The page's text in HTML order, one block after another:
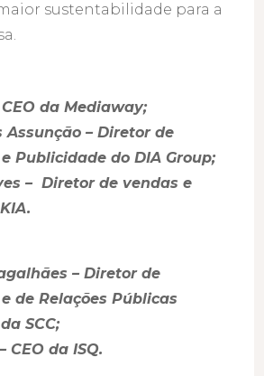
sustentabilidade para a
da Mediaway;
Assunção – Diretor de
Publicidade do DIA Group;
– Diretor de vendas e
– Diretor de
de Relações Públicas
SCC;
CEO da ISQ.